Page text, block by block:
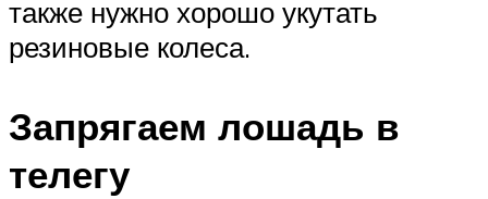
также нужно хорошо укутать
резиновые колеса.
Запрягаем лошадь в
телегу